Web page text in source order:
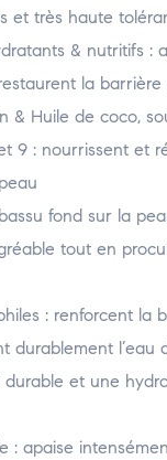
et très haute
& nutritifs :
la barrière
& Huile de coco,
9 : nourrissent et
fond sur la
tout en
: renforcent la
durablement l’eau
et une
: apaise